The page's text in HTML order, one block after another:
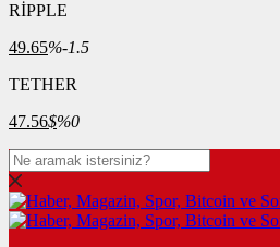
RİPPLE
49.65%-1.5
TETHER
47.56$%0